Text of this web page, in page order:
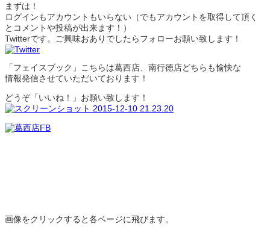
まずは！
ログインもアカウントもいらない（でもアカウントを取得して頂く
とコメントや投稿が出来ます！）
Twitterです。ご興味おありでしたらフォローお願い致します！
「フェイスブック」こちらは葛西店、南行徳店どちらも愉快な
情報発信させていただいております！
どうぞ「いいね！」お願い致します！
画像をクリックすると各ページに飛びます。